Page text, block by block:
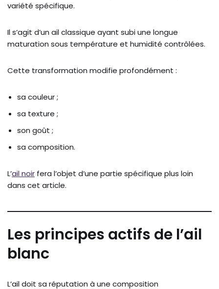
variété spécifique.
Il s’agit d’un ail classique ayant subi une longue
maturation sous température et humidité contrôlées.
Cette transformation modifie profondément :
sa couleur ;
sa texture ;
son goût ;
sa composition.
L’ail noir fera l’objet d’une partie spécifique plus loin
dans cet article.
Les principes actifs de l’ail
blanc
L’ail doit sa réputation à une composition